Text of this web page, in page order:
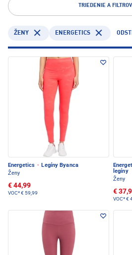
TRIEDENIE A
ŽENY ENERGETICS
Energetics · Legíny Byanca
Ženy
€ 44,99
VOC*€ 59,99
legíny
Ženy
€
VOC*€